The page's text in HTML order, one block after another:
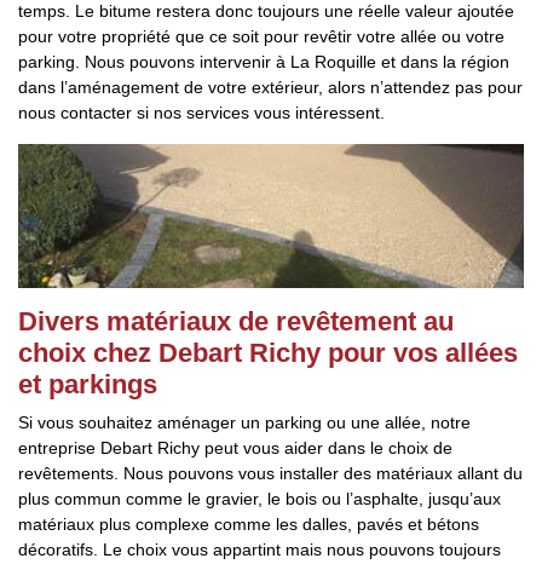
temps. Le bitume restera donc toujours une réelle valeur ajoutée
pour votre propriété que ce soit pour revêtir votre allée ou votre
parking. Nous pouvons intervenir à La Roquille et dans la région
dans l’aménagement de votre extérieur, alors n’attendez pas pour
nous contacter si nos services vous intéressent.
Divers matériaux de revêtement au
choix chez Debart Richy pour vos allées
et parkings
Si vous souhaitez aménager un parking ou une allée, notre
entreprise Debart Richy peut vous aider dans le choix de
revêtements. Nous pouvons vous installer des matériaux allant du
plus commun comme le gravier, le bois ou l’asphalte, jusqu’aux
matériaux plus complexe comme les dalles, pavés et bétons
décoratifs. Le choix vous appartint mais nous pouvons toujours